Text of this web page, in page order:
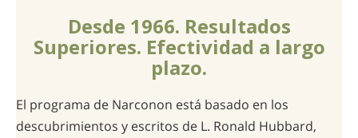
Desde 1966. Resultados
Superiores. Efectividad a largo
plazo.
El programa de Narconon está basado en los
descubrimientos y escritos de L. Ronald Hubbard,